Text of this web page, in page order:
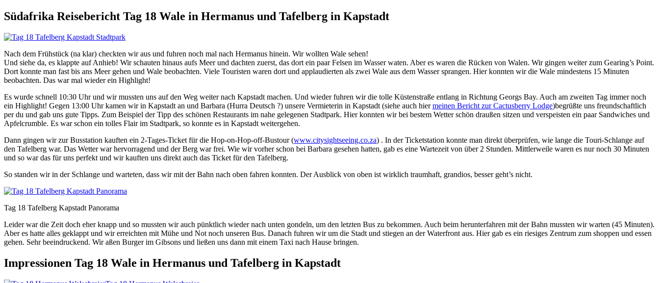
Südafrika Reisebericht Tag 18 Wale in Hermanus und Tafelberg in Kapstadt
Nach dem Frühstück (na klar) checkten wir aus und fuhren noch mal nach Hermanus hinein. Wir wollten Wale sehen!
Und siehe da, es klappte auf Anhieb! Wir schauten hinaus aufs Meer und dachten zuerst, das dort ein paar Felsen im Wasser waten. Aber es waren die Rücken von Walen. Wir gingen weiter zum Gearing’s Point.
Dort konnte man fast bis ans Meer gehen und Wale beobachten. Viele Touristen waren dort und applaudierten als zwei Wale aus dem Wasser sprangen. Hier konnten wir die Wale mindestens 15 Minuten
beobachten. Das war mal wieder ein Highlight!
Es wurde schnell 10:30 Uhr und wir mussten uns auf den Weg weiter nach Kapstadt machen. Und wieder fuhren wir die tolle Küstenstraße entlang in Richtung Georgs Bay. Auch am zweiten Tag immer noch
ein Highlight! Gegen 13:00 Uhr kamen wir in Kapstadt an und Barbara (Hurra Deutsch ?) unsere Vermieterin in Kapstadt (siehe auch hiermeinen Bericht zur Cactusberry Lodge)begrüßte uns freundschaftlich
per du und gab uns gute Tipps. Zum Beispiel der Tipp des schönen Restaurants im nahe gelegenen Stadtpark. Hier konnten wir bei bestem Wetter schön draußen sitzen und verspeisten ein paar Sandwiches und
Apfelcrumble. Es war schon ein tolles Flair im Stadtpark, so konnte es in Kapstadt weitergehen.
Dann gingen wir zur Busstation kauften ein 2-Tages-Ticket für die Hop-on-Hop-off-Bustour (www.citysightseeing.co.za) . In der Ticketstation konnte man direkt überprüfen, wie lange die Touri-Schlange auf
den Tafelberg war. Das Wetter war hervorragend und der Berg war frei. Wie wir vorher schon bei Barbara gesehen hatten, gab es eine Wartezeit von über 2 Stunden. Mittlerweile waren es nur noch 30 Minuten
und so war das für uns perfekt und wir kauften uns direkt auch das Ticket für den Tafelberg.
So standen wir in der Schlange und warteten, dass wir mit der Bahn nach oben fahren konnten. Der Ausblick von oben ist wirklich traumhaft, grandios, besser geht’s nicht.
Tag 18 Tafelberg Kapstadt Panorama
Leider war die Zeit doch eher knapp und so mussten wir auch pünktlich wieder nach unten gondeln, um den letzten Bus zu bekommen. Auch beim herunterfahren mit der Bahn mussten wir warten (45 Minuten).
Aber es hatte alles geklappt und wir erreichten mit Mühe und Not noch unseren Bus. Danach fuhren wir um die Stadt und stiegen an der Waterfront aus. Hier gab es ein riesiges Zentrum zum shoppen und essen
gehen. Sehr beeindruckend. Wir aßen Burger im Gibsons und ließen uns dann mit einem Taxi nach Hause bringen.
Impressionen Tag 18 Wale in Hermanus und Tafelberg in Kapstadt